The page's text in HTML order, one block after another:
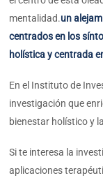
mentalidad.un
centrados en los
holística y centrada
En el Instituto de
investigación que
bienestar holístico y
Si te interesa la
aplicaciones